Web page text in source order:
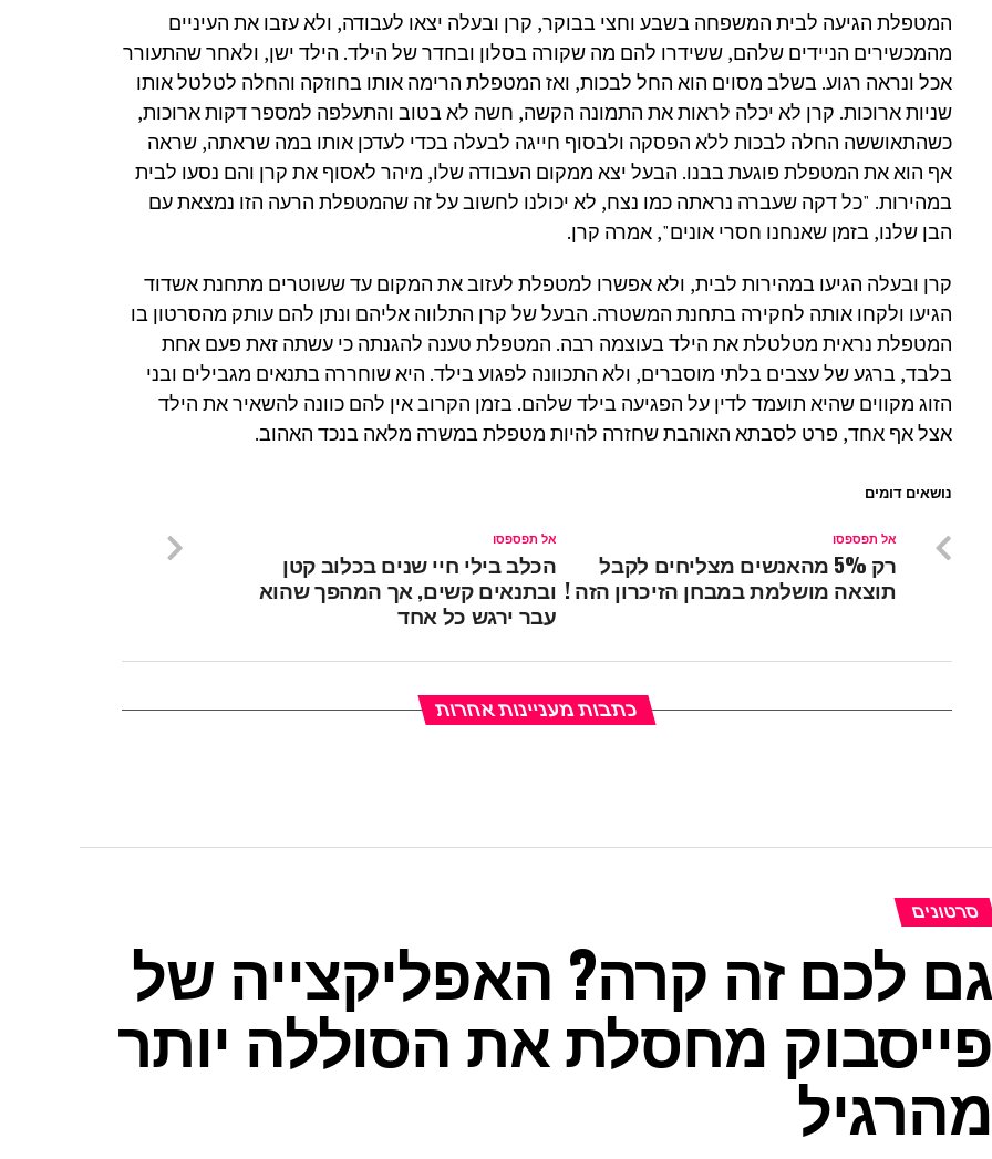
המטפלת הגיעה לבית המשפחה בשבע וחצי בבוקר, קרן ובעלה יצאו לעבודה, ולא עזבו את העיניים
מהמכשירים הניידים שלהם, ששידרו להם מה שקורה בסלון ובחדר של הילד. הילד ישן, ולאחר שהתעורר
אכל ונראה רגוע. בשלב מסוים הוא החל לבכות, ואז המטפלת הרימה אותו בחוזקה והחלה לטלטל אותו
שניות ארוכות. קרן לא יכלה לראות את התמונה הקשה, חשה לא בטוב והתעלפה למספר דקות ארוכות,
כשהתאוששה החלה לבכות ללא הפסקה ולבסוף חייגה לבעלה בכדי לעדכן אותו במה שראתה, שראה
אף הוא את המטפלת פוגעת בבנו. הבעל יצא ממקום העבודה שלו, מיהר לאסוף את קרן והם נסעו לבית
במהירות. "כל דקה שעברה נראתה כמו נצח, לא יכולנו לחשוב על זה שהמטפלת הרעה הזו נמצאת עם
הבן שלנו, בזמן שאנחנו חסרי אונים", אמרה קרן.
קרן ובעלה הגיעו במהירות לבית, ולא אפשרו למטפלת לעזוב את המקום עד ששוטרים מתחנת אשדוד
הגיעו ולקחו אותה לחקירה בתחנת המשטרה. הבעל של קרן התלווה אליהם ונתן להם עותק מהסרטון בו
המטפלת נראית מטלטלת את הילד בעוצמה רבה. המטפלת טענה להגנתה כי עשתה זאת פעם אחת
בלבד, ברגע של עצבים בלתי מוסברים, ולא התכוונה לפגוע בילד. היא שוחררה בתנאים מגבילים ובני
הזוג מקווים שהיא תועמד לדין על הפגיעה בילד שלהם. בזמן הקרוב אין להם כוונה להשאיר את הילד
אצל אף אחד, פרט לסבתא האוהבת שחזרה להיות מטפלת במשרה מלאה בנכד האהוב.
נושאים דומים
אל תפספסו
הכלב בילי חיי שנים בכלוב קטן
ובתנאים קשים, אך המהפך שהוא
עבר ירגש כל אחד
אל תפספסו
רק 5% מהאנשים מצליחים לקבל
תוצאה מושלמת במבחן הזיכרון הזה !
כתבות מעניינות אחרות
סרטונים
גם לכם זה קרה? האפליקצייה של
פייסבוק מחסלת את הסוללה יותר
מהרגיל